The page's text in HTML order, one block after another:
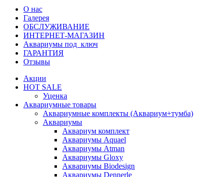
О нас
Галерея
ОБСЛУЖИВАНИЕ
ИНТЕРНЕТ-МАГАЗИН
Аквариумы под ключ
ГАРАНТИЯ
Отзывы
Акции
HOT SALE
Уценка
Аквариумные товары
Аквариумные комплекты (Аквариум+тумба)
Аквариумы
Аквариум комплект
Аквариумы Aquael
Аквариумы Atman
Аквариумы Gloxy
Аквариумы Biodesign
Аквариумы Dennerle